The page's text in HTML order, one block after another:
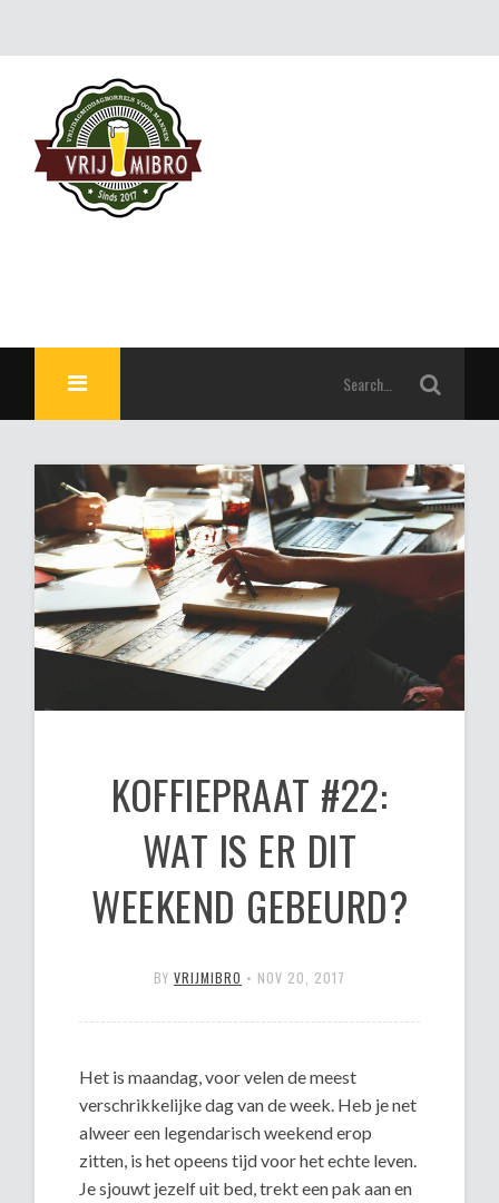
KOFFIEPRAAT #22:
WAT IS ER DIT
WEEKEND GEBEURD?
BY VRIJMIBRO • NOV 20, 2017
Het is maandag, voor velen de meest
verschrikkelijke dag van de week. Heb je net
alweer een legendarisch weekend erop
zitten, is het opeens tijd voor het echte leven.
Je sjouwt jezelf uit bed, trekt een pak aan en